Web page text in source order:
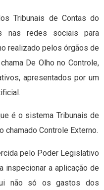
Tribunais de Contas do
nas redes sociais para
realizado pelos órgãos de
De Olho no Controle,
apresentados por um
é o sistema Tribunais de
chamado Controle Externo.
pelo Poder Legislativo
inspecionar a aplicação de
não só os gastos dos